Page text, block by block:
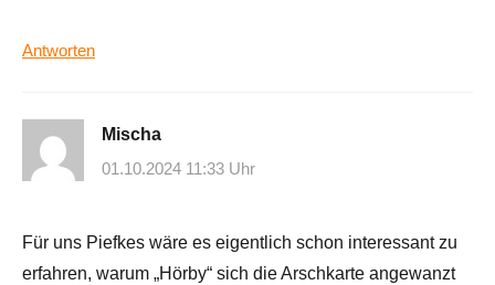
Antworten
Mischa
01.10.2024 11:33 Uhr
Für uns Piefkes wäre es eigentlich schon interessant zu
erfahren, warum „Hörby“ sich die Arschkarte angewanzt